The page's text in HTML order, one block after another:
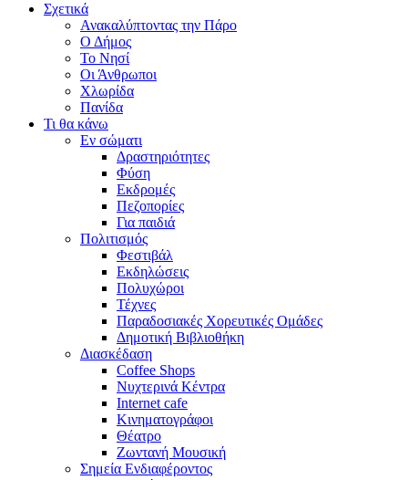
Σχετικά
Ανακαλύπτοντας την Πάρο
Ο Δήμος
Το Νησί
Οι Άνθρωποι
Χλωρίδα
Πανίδα
Τι θα κάνω
Εν σώματι
Δραστηριότητες
Φύση
Εκδρομές
Πεζοπορίες
Για παιδιά
Πολιτισμός
Φεστιβάλ
Εκδηλώσεις
Πολυχώροι
Τέχνες
Παραδοσιακές Χορευτικές Ομάδες
Δημοτική Βιβλιοθήκη
Διασκέδαση
Coffee Shops
Νυχτερινά Κέντρα
Internet cafe
Κινηματογράφοι
Θέατρο
Ζωντανή Μουσική
Σημεία Ενδιαφέροντος